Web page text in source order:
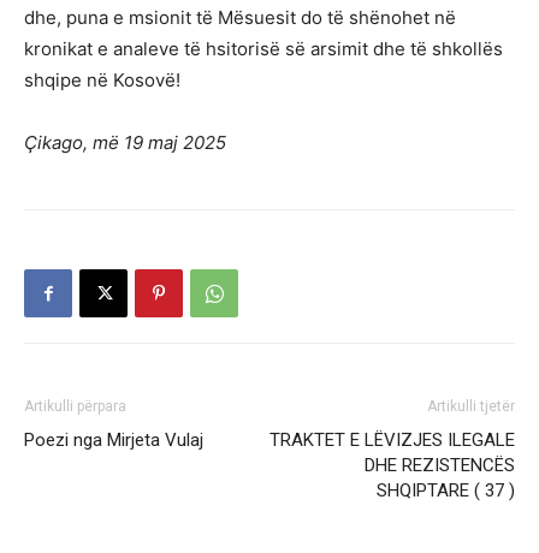
dhe, puna e msionit të Mësuesit do të shënohet në
kronikat e analeve të hsitorisë së arsimit dhe të shkollës
shqipe në Kosovë!
Çikago, më 19 maj 2025
Artikulli përpara
Poezi nga Mirjeta Vulaj
Artikulli tjetër
TRAKTET E LËVIZJES ILEGALE
DHE REZISTENCËS
SHQIPTARE ( 37 )